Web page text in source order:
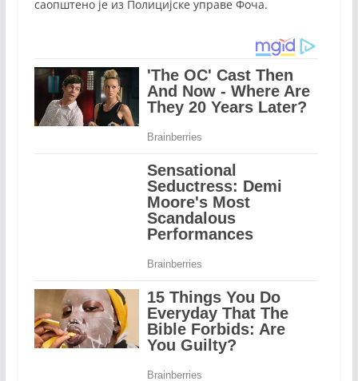
саопштено је из Полицијске управе Фоча.